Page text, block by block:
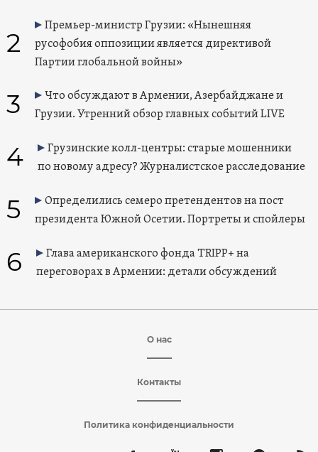
2
Премьер-министр Грузии: «Нынешняя
русофобия оппозиции является директивой
Партии глобальной войны»
3
Что обсуждают в Армении, Азербайджане и
Грузии. Утренний обзор главных событий LIVE
4
Грузинские колл-центры: старые мошенники
по новому адресу? Журналистское расследование
5
Определились семеро претендентов на пост
президента Южной Осетии. Портреты и спойлеры
6
Глава американского фонда TRIPP+ на
переговорах в Армении: детали обсуждений
О нас
Контакты
Политика конфиденциальности